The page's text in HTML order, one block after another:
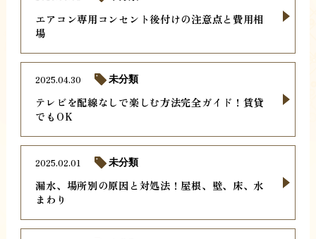
エアコン専用コンセント後付けの注意点と費用相
場
テレビを配線なしで楽しむ方法完全ガイド！賃貸
でもOK
2025.04.30 未分類
漏水、場所別の原因と対処法！屋根、壁、床、水
まわり
2025.02.01 未分類